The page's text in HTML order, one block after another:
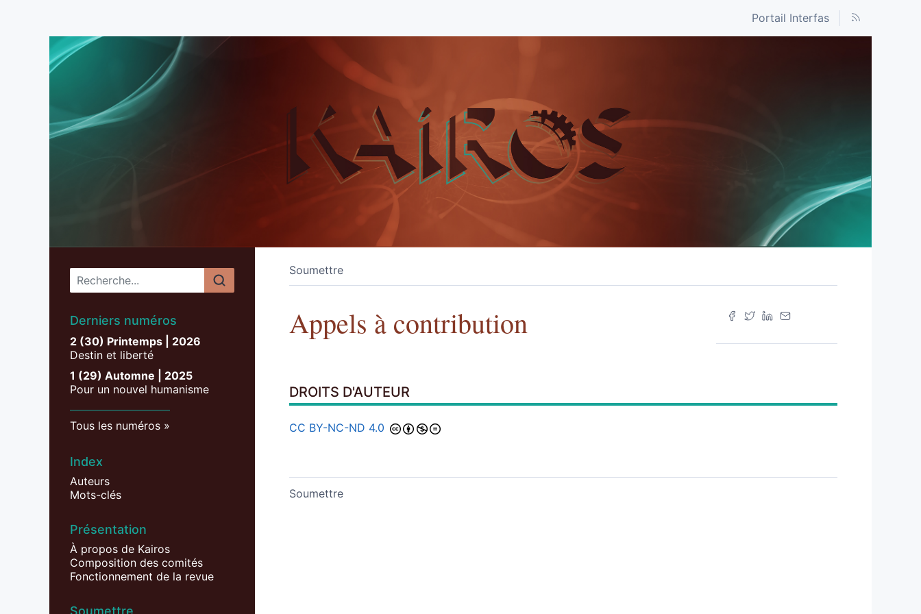
Portail Interfas
Menu principal
Derniers numéros
2 (30) Printemps | 2026
Destin et liberté
1 (29) Automne | 2025
Pour un nouvel humanisme
Tous les numéros
Index
Auteurs
Mots-clés
Présentation
À propos de Kairos
Composition des comités
Fonctionnement de la revue
Soumettre
Soumettre
Appels à contribution
DROITS D'AUTEUR
CC BY-NC-ND 4.0
Soumettre